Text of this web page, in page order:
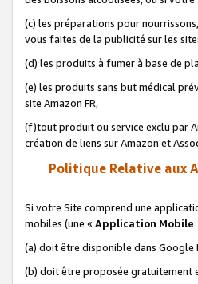
(c) les préparations pour
vous faites de la publicité sur les
(d) les produits à fumer à base de
(e) les produits sans but médical
site Amazon FR,
(f)tout produit ou service exclu par
création de liens sur Amazon et
Politique Relative aux
Si votre Site comprend une
mobiles (une « Application Mobile
(a) doit être disponible dans
(b) doit être proposée gratuitement